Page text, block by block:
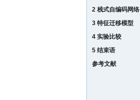
2 栈式自编码网络
3 特征迁移模型
4 实验比较
5 结束语
参考文献